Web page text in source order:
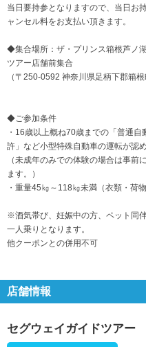
当日要持参となりますので、当日お
ャンセル料をお支払い頂きます。
◆集合場所：ザ・プリンス箱根芦ノ
ツアー店舗前集合
（〒250-0592 神奈川県足柄下郡箱根
◆ご参加条件
・16歳以上概ね70歳までの「普通
許」など小型特殊自動車の運転が認
（未成年のみでの体験の場合は事前
ます。）
・重量45㎏～118㎏未満（衣類・荷
※酒気帯び、妊娠中の方、ペット同
一人乗りとなります。
他クーポンとの併用不可
店舗情報
セグウェイガイドツアー